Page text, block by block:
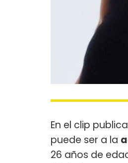
En el clip
puede ser a la
26 años de